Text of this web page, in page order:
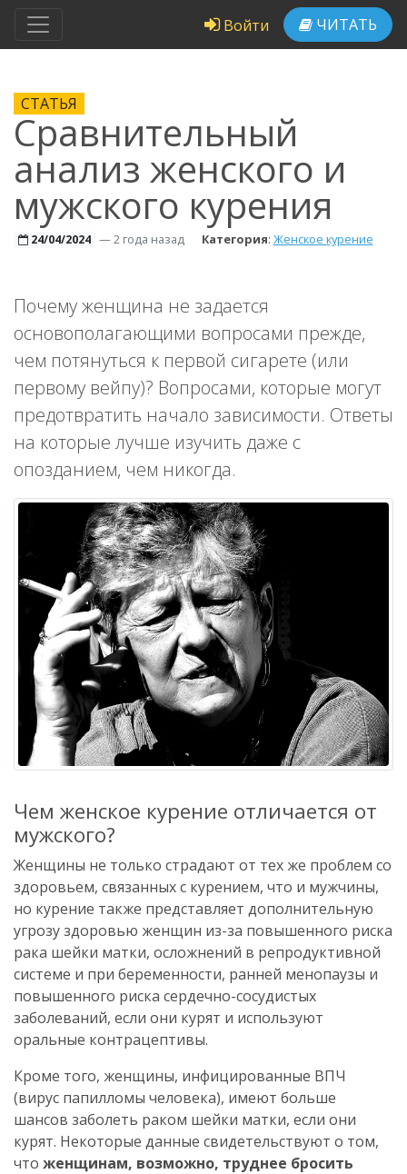
Войти ЧИТАТЬ
СТАТЬЯ
Сравнительный
анализ женского и
мужского курения
24/04/2024 —2 года назад Категория: Женское курение
Почему женщина не задается
основополагающими вопросами прежде,
чем потянуться к первой сигарете (или
первому вейпу)? Вопросами, которые могут
предотвратить начало зависимости. Ответы
на которые лучше изучить даже с
опозданием, чем никогда.
Чем женское курение отличается от
мужского?
Женщины не только страдают от тех же проблем со
здоровьем, связанных с курением, что и мужчины,
но курение также представляет дополнительную
угрозу здоровью женщин из-за повышенного риска
рака шейки матки, осложнений в репродуктивной
системе и при беременности, ранней менопаузы и
повышенного риска сердечно-сосудистых
заболеваний, если они курят и используют
оральные контрацептивы.
Кроме того, женщины, инфицированные ВПЧ
(вирус папилломы человека), имеют больше
шансов заболеть раком шейки матки, если они
курят. Некоторые данные свидетельствуют о том,
что женщинам, возможно, труднее бросить